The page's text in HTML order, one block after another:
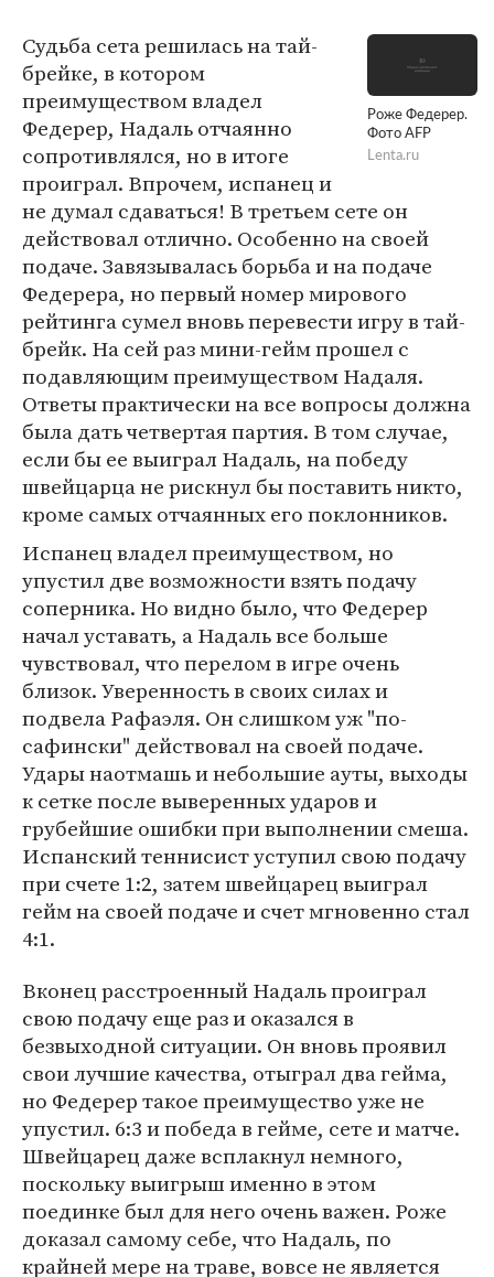
Роже Федерер.
Фото AFP
Lenta.ru
Судьба сета решилась на тай-
брейке, в котором
преимуществом владел
Федерер, Надаль отчаянно
сопротивлялся, но в итоге
проиграл. Впрочем, испанец и
не думал сдаваться! В третьем сете он
действовал отлично. Особенно на своей
подаче. Завязывалась борьба и на подаче
Федерера, но первый номер мирового
рейтинга сумел вновь перевести игру в тай-
брейк. На сей раз мини-гейм прошел с
подавляющим преимуществом Надаля.
Ответы практически на все вопросы должна
была дать четвертая партия. В том случае,
если бы ее выиграл Надаль, на победу
швейцарца не рискнул бы поставить никто,
кроме самых отчаянных его поклонников.
Испанец владел преимуществом, но
упустил две возможности взять подачу
соперника. Но видно было, что Федерер
начал уставать, а Надаль все больше
чувствовал, что перелом в игре очень
близок. Уверенность в своих силах и
подвела Рафаэля. Он слишком уж "по-
сафински" действовал на своей подаче.
Удары наотмашь и небольшие ауты, выходы
к сетке после выверенных ударов и
грубейшие ошибки при выполнении смеша.
Испанский теннисист уступил свою подачу
при счете 1:2, затем швейцарец выиграл
гейм на своей подаче и счет мгновенно стал
4:1.
Вконец расстроенный Надаль проиграл
свою подачу еще раз и оказался в
безвыходной ситуации. Он вновь проявил
свои лучшие качества, отыграл два гейма,
но Федерер такое преимущество уже не
упустил. 6:3 и победа в гейме, сете и матче.
Швейцарец даже всплакнул немного,
поскольку выигрыш именно в этом
поединке был для него очень важен. Роже
доказал самому себе, что Надаль, по
крайней мере на траве, вовсе не является